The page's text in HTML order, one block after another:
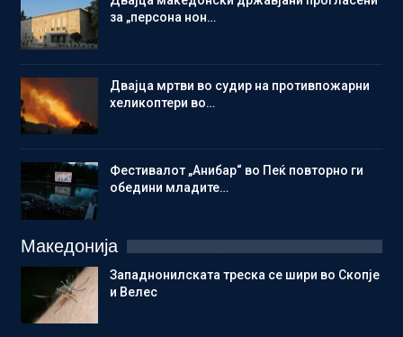
за „персона нон…
Двајца мртви во судир на противпожарни
хеликоптери во…
Фестивалот „Анибар“ во Пеќ повторно ги
обедини младите…
Македонија
Западнонилската треска се шири во Скопје
и Велес